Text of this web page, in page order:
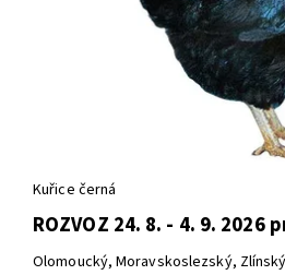
Kuřice černá
ROZVOZ 24. 8. - 4. 9. 2026
Olomoucký, Moravskoslezský,